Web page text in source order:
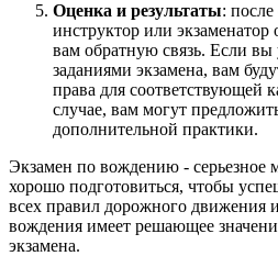
Оценка и результаты:
инструктор или
вам обратную связь. Если вы
заданиями экзамена, вам
права для соответствующей
случае, вам могут
дополнительной практики.
Экзамен по вождению - серьезное
хорошо подготовиться, чтобы
всех правил дорожного движения
вождения имеет решающее
экзамена.